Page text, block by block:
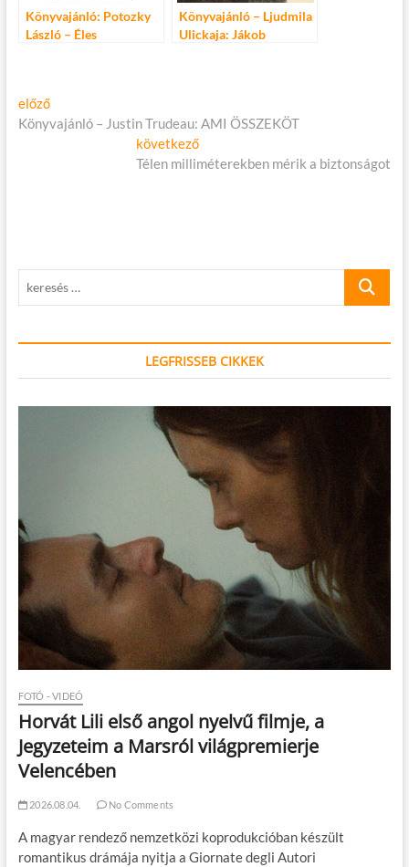
Könyvajánló: Potozky
László – Éles
Könyvajánló – Ljudmila
Ulickaja: Jákob
Bejegyzés
navigáció
előzőElőző
cikk:
Könyvajánló – Justin Trudeau: AMI ÖSSZEKÖT
következőKövetkező
cikk:
Télen milliméterekben mérik a biztonságot
keresés
LEGFRISSEB CIKKEK
FOTÓ - VIDEÓ
Horvát Lili első angol nyelvű filmje, a
Jegyzeteim a Marsról világpremierje
Velencében
2026.08.04. No Comments
A magyar rendező nemzetközi koprodukcióban készült
romantikus drámája nyitja a Giornate degli Autori